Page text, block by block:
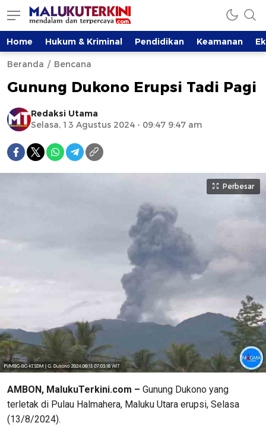
Home Hukum & Kriminal Pendidikan Keamanan
Beranda Bencana
Gunung Dukono Erupsi Tadi Pagi
Redaksi Utama
Selasa, 13 Agustus 2024 - 09:47 9:47 am
Perbesar
AMBON, MalukuTerkini.com – Gunung Dukono yang
terletak di Pulau Halmahera, Maluku Utara erupsi, Selasa
(13/8/2024).